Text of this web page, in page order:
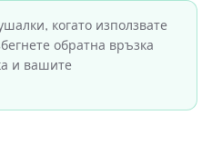
когато използвате
обратна връзка
и вашите